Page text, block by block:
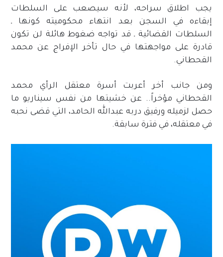
يجب اطلاق سراحه، لأنه سيصعب على السلطات
إبقاءه في السجن بعد انتهاء محكوميته كونها ـ
السلطات القضائية ـ قد تواجه ضغوط هائلة لن تكون
قادرة على مواجهتها في حال تأخر الإفراج عن محمد
القحطاني.
ومن جانب أخر أعربت أسرة معتقل الرأي محمد
القحطاني مؤخراً.. عن خشيتها من نفس سيناريو ما
حصل لزميله ورفيق دربه عبدالله الحامد، التي قضى نحبه
في معتقله، في فترة سابقة.